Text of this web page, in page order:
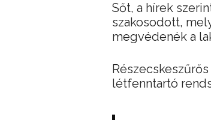
Sőt, a hírek
szakosodott,
megvédenék a
létfenntartó